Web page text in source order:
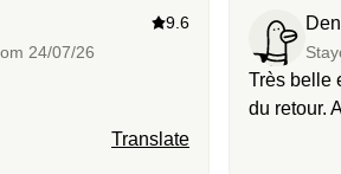
24/07/26
9.6
Translate
Très belle
du retour.